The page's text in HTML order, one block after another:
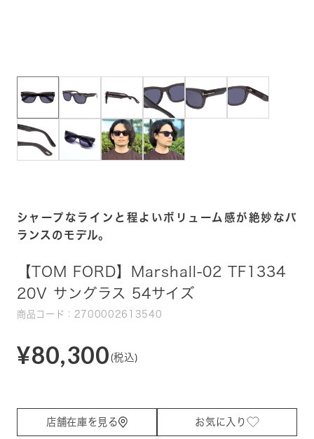
シャープなラインと程よいボリューム感が絶妙なバ
ランスのモデル。
【TOM FORD】Marshall-02 TF1334
20V サングラス 54サイズ
商品コード：2700002613540
¥80,300 (税込)
店舗在庫を見る お気に入り